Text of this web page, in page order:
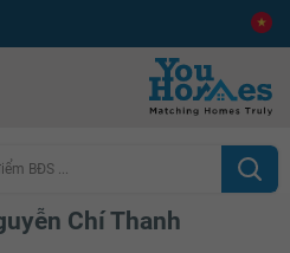
BĐS ...
Chí Thanh